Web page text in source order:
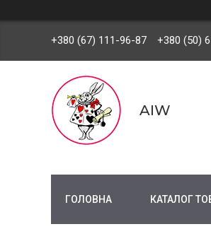
+380 (67) 111-96-87 +380 (50)
AIW
ГОЛОВНА КАТАЛОГ